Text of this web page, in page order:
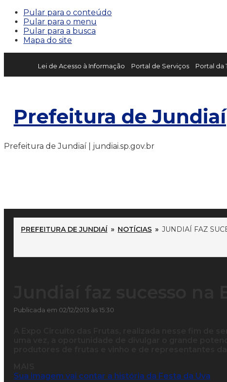
Pular para o conteúdo
Pular para o menu
Pular para a busca
Mapa do site
Lei de Acesso à Informação Portal de Serviços Portal da
Prefeitura de Jundiaí
Prefeitura de Jundiaí | jundiai.sp.gov.br
PREFEITURA DE JUNDIAÍ » NOTÍCIAS » JUNDIAÍ FAZ
Publicada em 02/12/2013 às 15:30
Sua imagem vai contar a história da Festa da Uva